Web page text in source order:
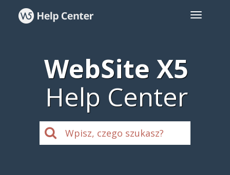
WebSite X5
Help Center